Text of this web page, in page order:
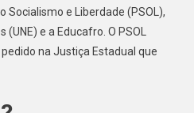
Socialismo e Liberdade (PSOL),
e a Educafro. O PSOL
na Justiça Estadual que